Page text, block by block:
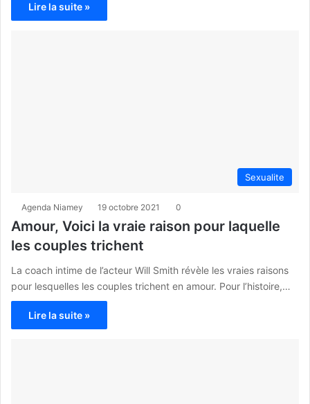
Lire la suite »
Sexualite
Agenda Niamey 19 octobre 2021 0
Amour, Voici la vraie raison pour laquelle
les couples trichent
La coach intime de l’acteur Will Smith révèle les vraies raisons
pour lesquelles les couples trichent en amour. Pour l’histoire,…
Lire la suite »